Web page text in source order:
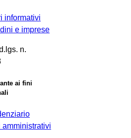
informativi
e imprese
n.
ai fini